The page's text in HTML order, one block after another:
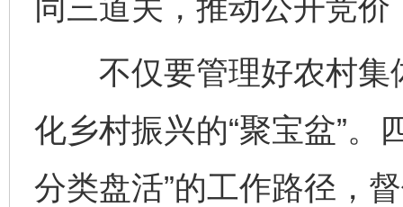
同三道关，推动公开竞
不仅要管理好农村集体
化乡村振兴的“聚宝盆”。
分类盘活”的工作路径，